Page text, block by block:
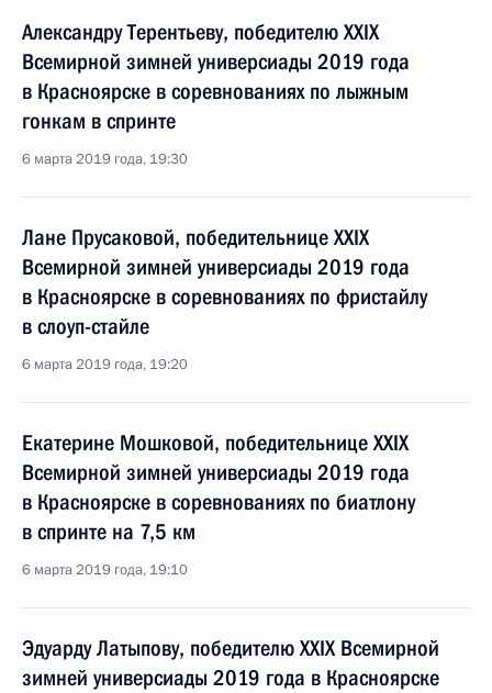
Александру Терентьеву, победителю XXIX
Всемирной зимней универсиады 2019 года
в Красноярске в соревнованиях по лыжным
гонкам в спринте
6 марта 2019 года, 19:30
Лане Прусаковой, победительнице XXIX
Всемирной зимней универсиады 2019 года
в Красноярске в соревнованиях по фристайлу
в слоуп-стайле
6 марта 2019 года, 19:20
Екатерине Мошковой, победительнице XXIX
Всемирной зимней универсиады 2019 года
в Красноярске в соревнованиях по биатлону
в спринте на 7,5 км
6 марта 2019 года, 19:10
Эдуарду Латыпову, победителю XXIX Всемирной
зимней универсиады 2019 года в Красноярске